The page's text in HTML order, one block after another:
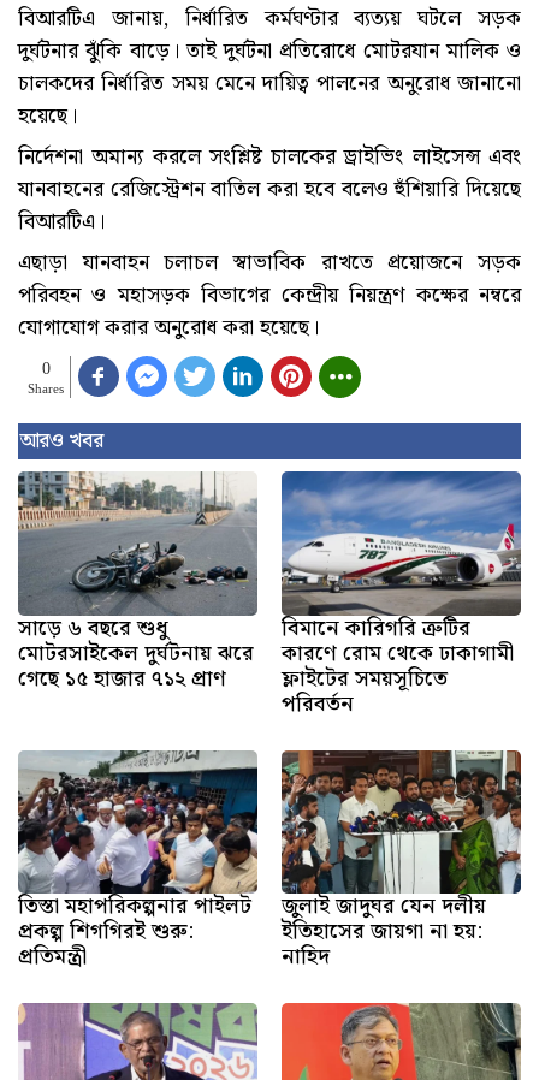
বিআরটিএ জানায়, নির্ধারিত কর্মঘণ্টার ব্যত্যয় ঘটলে সড়ক
দুর্ঘটনার ঝুঁকি বাড়ে। তাই দুর্ঘটনা প্রতিরোধে মোটরযান মালিক ও
চালকদের নির্ধারিত সময় মেনে দায়িত্ব পালনের অনুরোধ জানানো
হয়েছে।
নির্দেশনা অমান্য করলে সংশ্লিষ্ট চালকের ড্রাইভিং লাইসেন্স এবং
যানবাহনের রেজিস্ট্রেশন বাতিল করা হবে বলেও হুঁশিয়ারি দিয়েছে
বিআরটিএ।
এছাড়া যানবাহন চলাচল স্বাভাবিক রাখতে প্রয়োজনে সড়ক
পরিবহন ও মহাসড়ক বিভাগের কেন্দ্রীয় নিয়ন্ত্রণ কক্ষের নম্বরে
যোগাযোগ করার অনুরোধ করা হয়েছে।
0
Shares
আরও খবর
সাড়ে ৬ বছরে শুধু
মোটরসাইকেল দুর্ঘটনায় ঝরে
গেছে ১৫ হাজার ৭১২ প্রাণ
বিমানে কারিগরি ত্রুটির
কারণে রোম থেকে ঢাকাগামী
ফ্লাইটের সময়সূচিতে
পরিবর্তন
তিস্তা মহাপরিকল্পনার পাইলট
প্রকল্প শিগগিরই শুরু:
প্রতিমন্ত্রী
জুলাই জাদুঘর যেন দলীয়
ইতিহাসের জায়গা না হয়:
নাহিদ